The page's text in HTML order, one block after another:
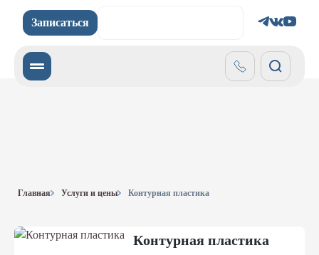
Записаться
Записаться
Главная Услуги и цены Контурная пластика
Контурная пластика